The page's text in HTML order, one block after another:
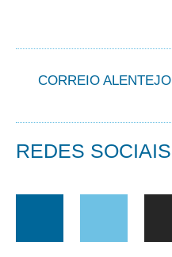
CORREIO ALENTEJO
REDES SOCIAIS